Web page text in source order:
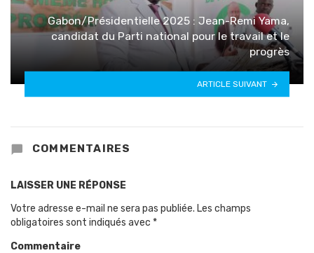
Gabon/Présidentielle 2025 : Jean-Remi Yama,
candidat du Parti national pour le travail et le
progrès
ARTICLE SUIVANT
COMMENTAIRES
LAISSER UNE RÉPONSE
Votre adresse e-mail ne sera pas publiée. Les champs
obligatoires sont indiqués avec *
Commentaire